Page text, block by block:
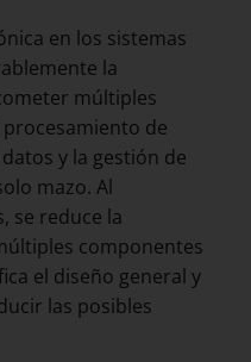
en los sistemas
la
múltiples
de
y la gestión de
mazo. Al
se reduce la
componentes
el diseño general y
las posibles